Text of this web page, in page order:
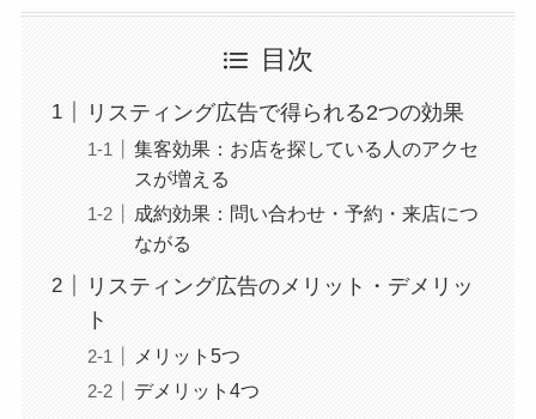
目次
リスティング広告で得られる2つの効果
集客効果：お店を探している人のアクセ
スが増える
成約効果：問い合わせ・予約・来店につ
ながる
リスティング広告のメリット・デメリッ
ト
メリット5つ
デメリット4つ